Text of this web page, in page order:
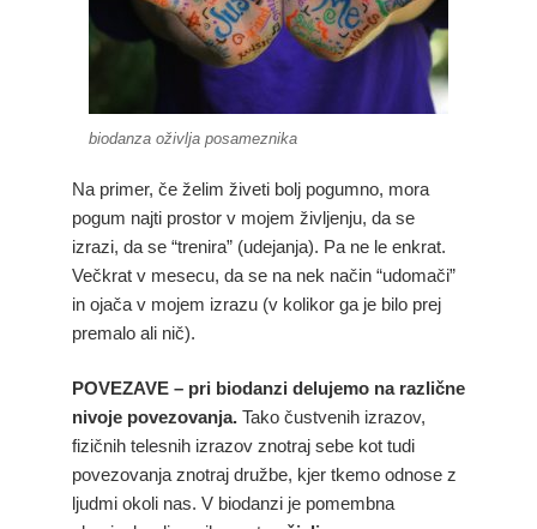
biodanza oživlja posameznika
Na primer, če želim živeti bolj pogumno, mora
pogum najti prostor v mojem življenju, da se
izrazi, da se “trenira” (udejanja). Pa ne le enkrat.
Večkrat v mesecu, da se na nek način “udomači”
in ojača v mojem izrazu (v kolikor ga je bilo prej
premalo ali nič).
POVEZAVE – pri biodanzi delujemo na različne
nivoje povezovanja. Tako čustvenih izrazov,
fizičnih telesnih izrazov znotraj sebe kot tudi
povezovanja znotraj družbe, kjer tkemo odnose z
ljudmi okoli nas. V biodanzi je pomembna